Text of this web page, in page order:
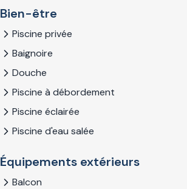
Bien-être
Piscine privée
Baignoire
Douche
Piscine à débordement
Piscine éclairée
Piscine d'eau salée
Équipements extérieurs
Balcon